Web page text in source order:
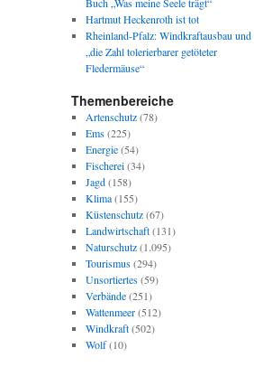
Hartmut Heckenroth ist tot
Rheinland-Pfalz: Windkraftausbau und
„die Zahl tolerierbarer getöteter
Fledermäuse“
Themenbereiche
Artenschutz(78)
Ems(225)
Energie(54)
Fischerei(34)
Jagd(158)
Klima(155)
Küstenschutz(67)
Landwirtschaft(131)
Naturschutz(1.095)
Tourismus(294)
Unsortiertes(59)
Verbände(251)
Wattenmeer(512)
Windkraft(502)
Wolf(10)